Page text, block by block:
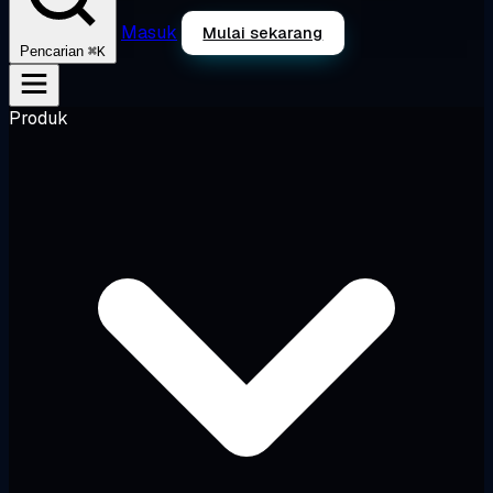
Pencarian ⌘K
Masuk Mulai sekarang
Produk